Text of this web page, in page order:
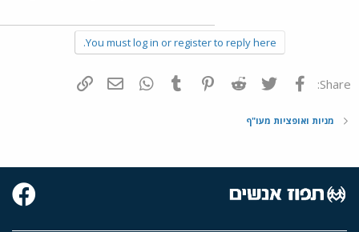
You must log in or register to reply here.
Share: פייסבוק Twitter
Reddit
Pinterest
Tumblr
WhatsAppדואר אלקטרוני
מניות ואופציות מעו"ף